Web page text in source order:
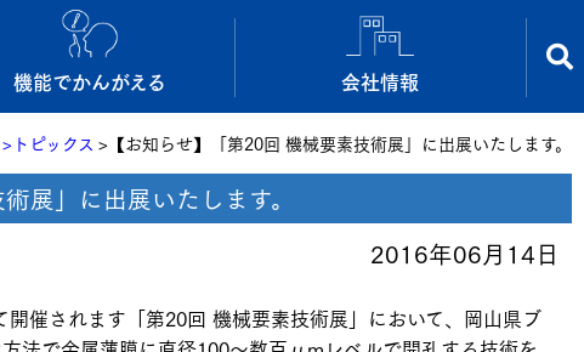
機能でかんがえる 会社情報
トピックス 【お知らせ】「第20回 機械要素技術展」に出展いたします。
展」に出展いたします。
2016年06月14日
催されます「第20回 機械要素技術展」において、岡山県ブ